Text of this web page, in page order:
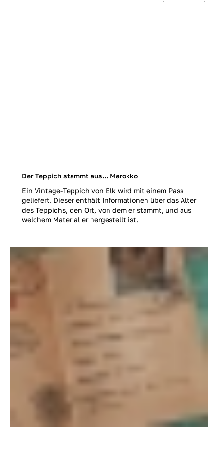
Der Teppich stammt aus... Marokko
Ein Vintage-Teppich von Elk wird mit einem Pass
geliefert. Dieser enthält Informationen über das Alter
des Teppichs, den Ort, von dem er stammt, und aus
welchem Material er hergestellt ist.